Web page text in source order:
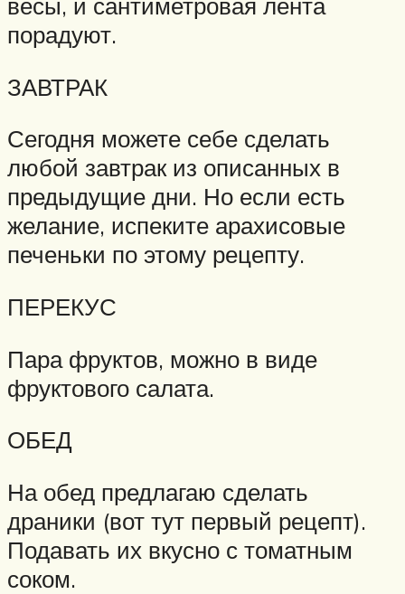
порадуют.
ЗАВТРАК
Сегодня можете себе сделать
любой завтрак из описанных в
предыдущие дни. Но если есть
желание, испеките арахисовые
печеньки по этому рецепту.
ПЕРЕКУС
Пара фруктов, можно в виде
фруктового салата.
ОБЕД
На обед предлагаю сделать
драники (вот тут первый рецепт).
Подавать их вкусно с томатным
соком.